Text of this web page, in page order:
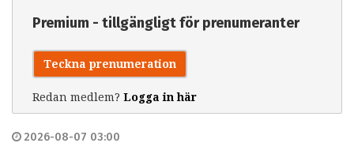
Premium - tillgängligt för prenumeranter
Teckna prenumeration
Redan medlem? Logga in här
2026-08-07 03:00